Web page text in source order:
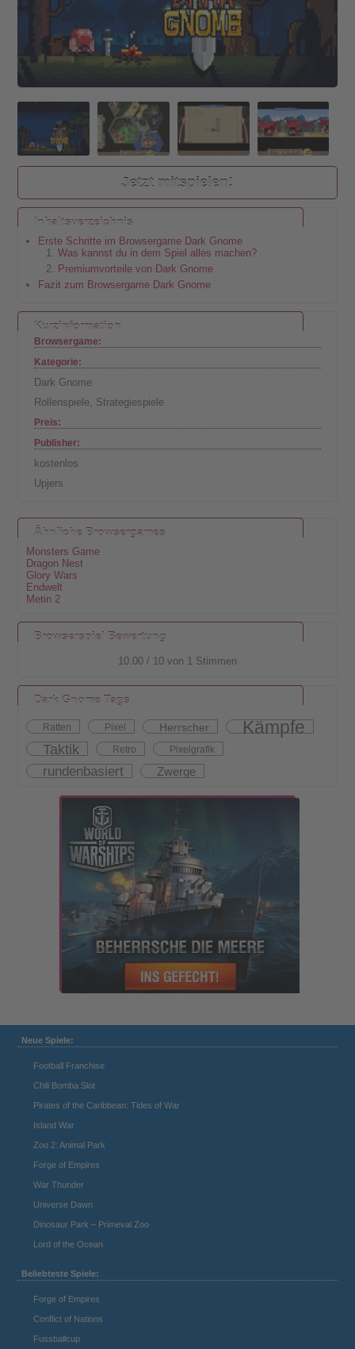
Jetzt mitspielen!
Inhaltsverzeichnis
Erste Schritte im Browsergame Dark Gnome
Was kannst du in dem Spiel alles machen?
Premiumvorteile von Dark Gnome
Fazit zum Browsergame Dark Gnome
Kurzinformation
Browsergame:
Kategorie:
Dark Gnome
Rollenspiele Strategiespiele
Preis:
Publisher:
kostenlos
Upjers
Ähnliche Browsergames
Monsters Game
Dragon Nest
Glory Wars
Endwelt
Metin 2
Browserspiel Bewertung
10.00/ 10von 1 Stimmen
Dark Gnome Tags
Ratten Pixel Herrscher Kämpfe
Taktik Retro Pixelgrafik
rundenbasiert Zwerge
Neue Spiele:
Football Franchise
Chili Bomba Slot
Pirates of the Caribbean: Tides of War
Island War
Zoo 2: Animal Park
Forge of Empires
War Thunder
Universe Dawn
Dinosaur Park – Primeval Zoo
Lord of the Ocean
Beliebteste Spiele:
Forge of Empires
Conflict of Nations
Fussballcup